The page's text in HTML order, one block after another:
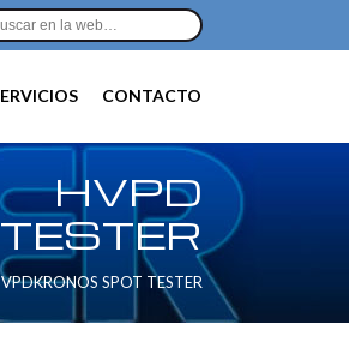
CONTACTO
HVPD
SPOT TESTER